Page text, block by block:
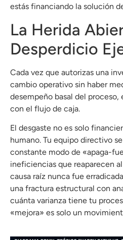
estás financiando la solución
La Herida
Desperdicio
Cada vez que autorizas una
cambio operativo sin haber
desempeño basal del proceso,
con el flujo de caja.
El desgaste no es solo
humano. Tu equipo directivo
constante modo de «apaga-
ineficiencias que reaparecen
causa raíz nunca fue erradicada
una fractura estructural con
cuánta varianza tiene tu
«mejora» es solo un